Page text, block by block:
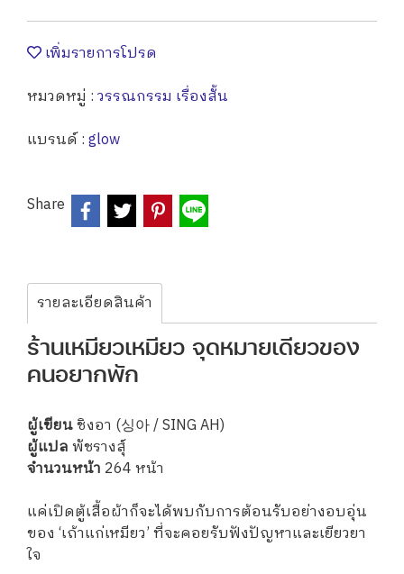
เพิ่มรายการโปรด
หมวดหมู่ :วรรณกรรม เรื่องสั้น
แบรนด์ :glow
Share
รายละเอียดสินค้า
ร้านเหมียวเหมียว จุดหมายเดียวของ
คนอยากพัก
ผู้เขียนชิงอา (싱아 / SING AH)
ผู้แปลพัชรางสุ์
จำนวนหน้า 264 หน้า
แค่เปิดตู้เสื้อผ้าก็จะได้พบกับการต้อนรับอย่างอบอุ่น
ของ ‘เถ้าแก่เหมียว’ ที่จะคอยรับฟังปัญหาและเยียวยา
ใจ